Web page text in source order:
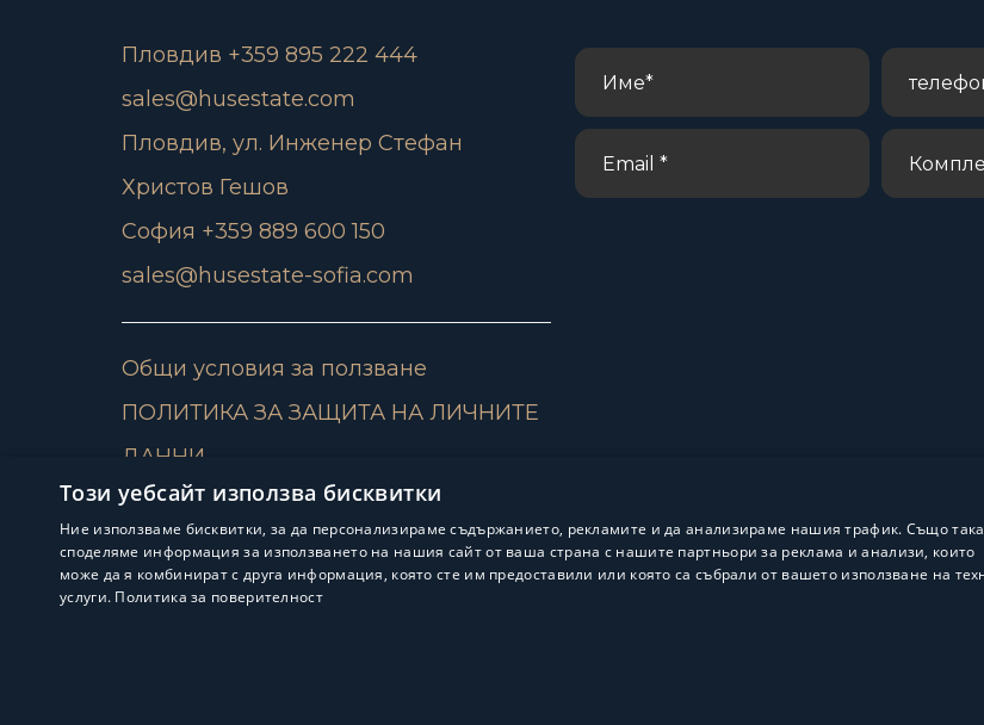
Пловдив +359 895 222 444
sales@husestate.com
Пловдив, ул. Инженер Стефан
Христов Гешов
София +359 889 600 150
sales@husestate-sofia.com
Общи условия за ползване
ПОЛИТИКА ЗА ЗАЩИТА НА ЛИЧНИТЕ
ДАННИ
Този уебсайт използва бисквитки
Ние използваме бисквитки, за да персонализираме съдържанието, рекламите и да анализираме нашия трафик. Също така
споделяме информация за използването на нашия сайт от ваша страна с нашите партньори за реклама и анализи, които
може да я комбинират с друга информация, която сте им предоставили или която са събрали от вашето използване на
услуги. Политика за поверителност